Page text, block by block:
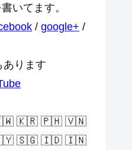
いてます。
/ google+ /
あります
🇰🇷 🇵🇭 🇻🇳
🇸🇬 🇮🇩 🇮🇳